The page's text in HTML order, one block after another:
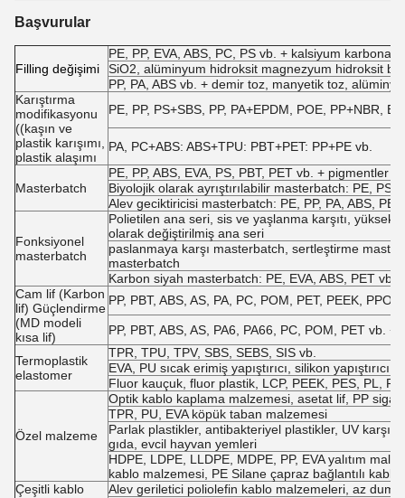
Başvurular
Filling değişimi
PE, PP, EVA, ABS, PC, PS vb. + kalsiyum
SiO2, alüminyum hidroksit magnezyum hidroksit
PP, PA, ABS vb. + demir toz, manyetik toz,
Karıştırma
modifikasyonu
((kaşın ve
plastik karışımı,
plastik alaşımı
PE, PP, PS+SBS, PP, PA+EPDM, POE, PP+NBR,
PA, PC+ABS: ABS+TPU: PBT+PET: PP+PE vb.
Masterbatch
PE, PP, ABS, EVA, PS, PBT, PET vb. + pigmentler
Biyolojik olarak ayrıştırılabilir masterbatch: PE, PS,
Alev geciktiricisi masterbatch: PE, PP, PA, ABS,
Fonksiyonel
masterbatch
Polietilen ana seri, sis ve yaşlanma karşıtı, yüksek
olarak değiştirilmiş ana seri
paslanmaya karşı masterbatch, sertleştirme
masterbatch
Karbon siyah masterbatch: PE, EVA, ABS, PET vb.
Cam lif (Karbon
lif) Güçlendirme
(MD modeli
kısa lif)
PP, PBT, ABS, AS, PA, PC, POM, PET, PEEK,
PP, PBT, ABS, AS, PA6, PA66, PC, POM, PET vb.
Termoplastik
elastomer
TPR, TPU, TPV, SBS, SEBS, SIS vb.
EVA, PU sıcak erimiş yapıştırıcı, silikon
Fluor kauçuk, fluor plastik, LCP, PEEK, PES, PL,
Özel malzeme
Optik kablo kaplama malzemesi, asetat lif, PP
TPR, PU, EVA köpük taban malzemesi
Parlak plastikler, antibakteriyel plastikler, UV
gıda, evcil hayvan yemleri
HDPE, LDPE, LLDPE, MDPE, PP, EVA yalıtım
kablo malzemesi, PE Silane çapraz bağlantılı kablo
Çeşitli kablo
Alev geriletici poliolefin kablo malzemeleri, az